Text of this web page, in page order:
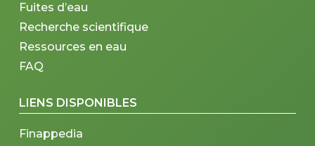
Fuites d’eau
Recherche scientifique
Ressources en eau
FAQ
LIENS DISPONIBLES
Finappedia